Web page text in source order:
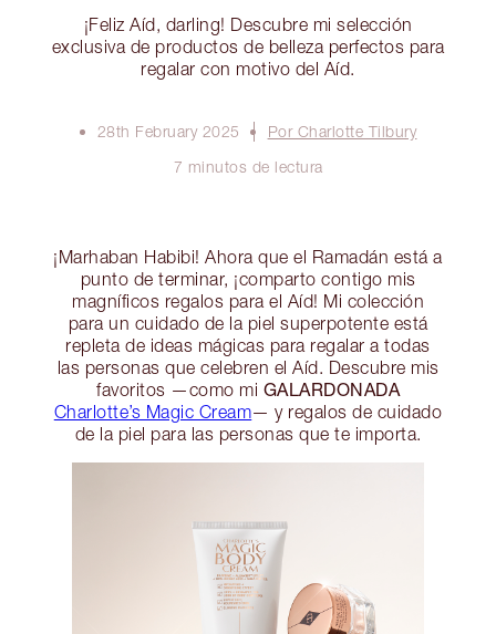
¡Feliz Aíd, darling! Descubre mi selección
exclusiva de productos de belleza perfectos para
regalar con motivo del Aíd.
28th February 2025
Por Charlotte Tilbury
7 minutos de lectura
¡Marhaban Habibi! Ahora que el Ramadán está a
punto de terminar, ¡comparto contigo mis
magníficos regalos para el Aíd! Mi colección
para un cuidado de la piel superpotente está
repleta de ideas mágicas para regalar a todas
las personas que celebren el Aíd. Descubre mis
favoritos —como mi GALARDONADA
Charlotte’s Magic Cream— y regalos de cuidado
de la piel para las personas que te importa.